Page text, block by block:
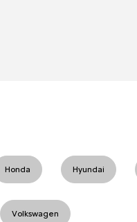
Honda Hyundai
Volkswagen